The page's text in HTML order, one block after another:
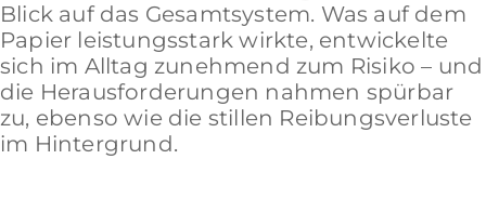
Blick auf das Gesamtsystem. Was auf dem
Papier leistungsstark wirkte, entwickelte
sich im Alltag zunehmend zum Risiko – und
die Herausforderungen nahmen spürbar
zu, ebenso wie die stillen Reibungsverluste
im Hintergrund.